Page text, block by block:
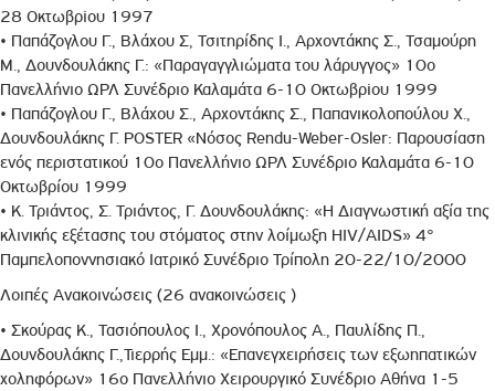
28 Οκτωβρiου 1997
• Παπάζογλου Γ., Βλάχου Σ, Τσιτηρίδης Ι., Αρχοντάκης Σ., Τσαμούρη
Μ., Δουνδουλάκης Γ.: «Παραγαγγλιώματα του λάρυγγος» 10ο
Πανελλήνιο ΩΡΛ Συνέδριο Καλαμάτα 6-10 Οκτωβρiου 1999
• Παπάζογλου Γ., Βλάχου Σ., Αρχοντάκης Σ., Παπανικολοπούλου Χ.,
Δουνδουλάκης Γ. POSTER «Νόσος Rendu-Weber-Osler: Παρουσίαση
ενός περιστατικού 10ο Πανελλήνιο ΩΡΛ Συνέδριο Καλαμάτα 6-10
Οκτωβρίου 1999
• Κ. Τριάντoς, Σ. Τριάντος, Γ. Δουνδουλάκης: «Η Διαγνωστική αξία της
κλινικής εξέτασης του στόματος στην λοίμωξη HIV/AIDS» 4°
Παμπελοποννησιακό Ιατρικό Συνέδριο Τρίπολη 20-22/10/2000
Λοιπές Ανακοινώσεις (26 ανακοινώσεις )
• Σκούρας Κ., Τασιόπουλος Ι., Χρονόπουλος Α., Παυλίδης Π.,
Δουνδουλάκης Γ.,Τιερρής Εμμ.: «Επανεγχειρήσεις των εξωηπατικών
χοληφόρων» 16ο Πανελλήνιο Χειρουργικό Συνέδριο Αθήνα 1-5